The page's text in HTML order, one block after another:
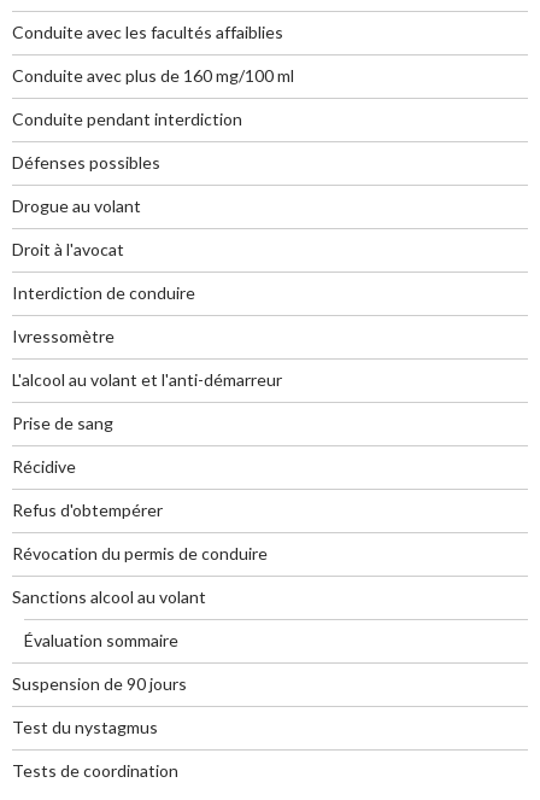
Conduite avec les facultés affaiblies
Conduite avec plus de 160 mg/100 ml
Conduite pendant interdiction
Défenses possibles
Drogue au volant
Droit à l'avocat
Interdiction de conduire
Ivressomètre
L'alcool au volant et l'anti-démarreur
Prise de sang
Récidive
Refus d'obtempérer
Révocation du permis de conduire
Sanctions alcool au volant
Évaluation sommaire
Suspension de 90 jours
Test du nystagmus
Tests de coordination